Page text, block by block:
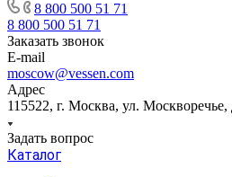
8 800 500 51 71
8 800 500 51 71
Заказать звонок
E-mail
moscow@vessen.com
Адрес
115522, г. Москва, ул.
Задать вопрос
Каталог